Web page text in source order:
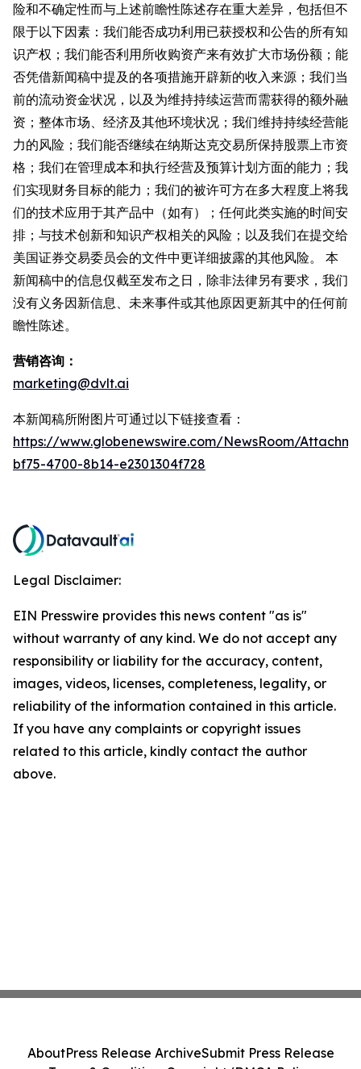
险和不确定性而与上述前瞻性陈述存在重大差异，包括但不
限于以下因素：我们能否成功利用已获授权和公告的所有知
识产权；我们能否利用所收购资产来有效扩大市场份额；能
否凭借新闻稿中提及的各项措施开辟新的收入来源；我们当
前的流动资金状况，以及为维持持续运营而需获得的额外融
资；整体市场、经济及其他环境状况；我们维持持续经营能
力的风险；我们能否继续在纳斯达克交易所保持股票上市资
格；我们在管理成本和执行经营及预算计划方面的能力；我
们实现财务目标的能力；我们的被许可方在多大程度上将我
们的技术应用于其产品中（如有）；任何此类实施的时间安
排；与技术创新和知识产权相关的风险；以及我们在提交给
美国证券交易委员会的文件中更详细披露的其他风险。 本
新闻稿中的信息仅截至发布之日，除非法律另有要求，我们
没有义务因新信息、未来事件或其他原因更新其中的任何前
瞻性陈述。
营销咨询：
marketing@dvlt.ai
本新闻稿所附图片可通过以下链接查看：
https://www.globenewswire.com/NewsRoom/
bf75-4700-8b14-e2301304f728
Legal Disclaimer:
EIN Presswire provides this news content "as is"
without warranty of any kind. We do not accept any
responsibility or liability for the accuracy, content,
images, videos, licenses, completeness, legality, or
reliability of the information contained in this article.
If you have any complaints or copyright issues
related to this article, kindly contact the author
above.
AboutPress Release ArchiveSubmit Press Release